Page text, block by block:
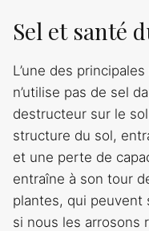
Sel et santé
L’une des
n’utilise pas de sel
destructeur sur le
structure du sol,
et une perte de
entraîne à son tour
plantes, qui peuvent
si nous les arrosons